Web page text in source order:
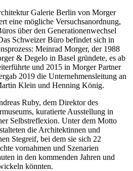
Galerie Berlin von Morger
eine mögliche Versuchsanordnung,
über den Generationenwechsel
Schweizer Büro befindet sich in
Meinrad Morger, der 1988
& Degelo in Basel gründete, es ab
und 2015 in Morger Partner
2019 die Unternehmensleitung an
Klein und Henning König.
Ruby, dem Direktor des
kuratierte Ausstellung in
Selbstreflexion. Unter dem Motto
die Architektinnen und
Stegreif, bei dem sie sich 22
vornahmen und Szenarien
in den kommenden Jahren und
könnten.